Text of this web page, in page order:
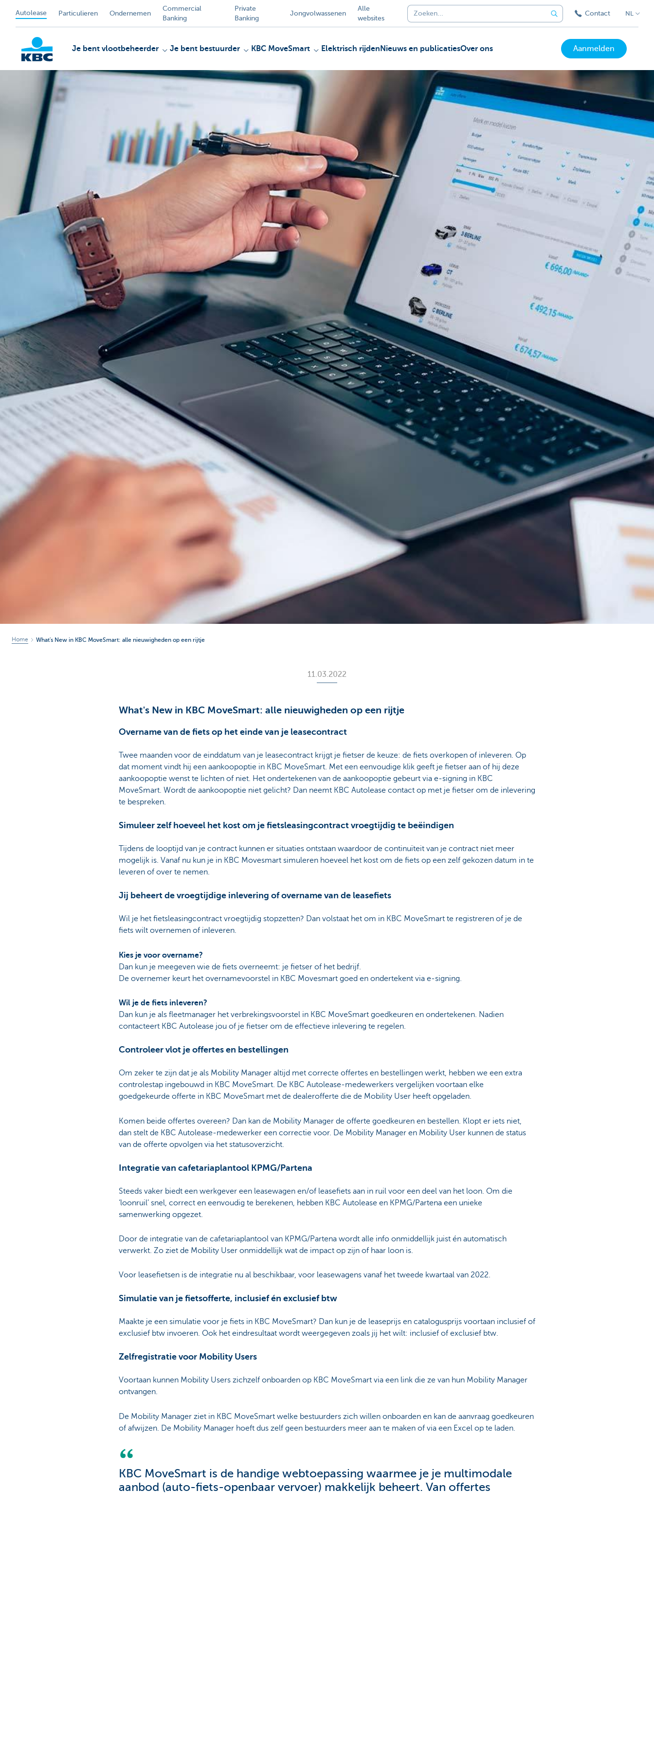
Autolease Particulieren Ondernemen
Commercial
Banking
Private
Banking
Jongvolwassenen
Alle
websites
Contact NL
Corporate
Je bent vlootbeheerder Je bent bestuurder KBC MoveSmart Elektrisch rijden Nieuws en publicatiesOver ons Aanmelden
Home What's New in KBC MoveSmart: alle nieuwigheden op een rijtje
11.03.2022
What's New in KBC MoveSmart: alle nieuwigheden op een rijtje
Overname van de fiets op het einde van je leasecontract
Twee maanden voor de einddatum van je leasecontract krijgt je fietser de keuze: de fiets overkopen of inleveren. Op
dat moment vindt hij een aankoopoptie in KBC MoveSmart. Met een eenvoudige klik geeft je fietser aan of hij deze
aankoopoptie wenst te lichten of niet. Het ondertekenen van de aankoopoptie gebeurt via e-signing in KBC
MoveSmart. Wordt de aankoopoptie niet gelicht? Dan neemt KBC Autolease contact op met je fietser om de inlevering
te bespreken.
Simuleer zelf hoeveel het kost om je fietsleasingcontract vroegtijdig te beëindigen
Tijdens de looptijd van je contract kunnen er situaties ontstaan waardoor de continuïteit van je contract niet meer
mogelijk is. Vanaf nu kun je in KBC Movesmart simuleren hoeveel het kost om de fiets op een zelf gekozen datum in te
leveren of over te nemen.
Jij beheert de vroegtijdige inlevering of overname van de leasefiets
Wil je het fietsleasingcontract vroegtijdig stopzetten? Dan volstaat het om in KBC MoveSmart te registreren of je de
fiets wilt overnemen of inleveren.
Kies je voor overname?
Dan kun je meegeven wie de fiets overneemt: je fietser of het bedrijf.
De overnemer keurt het overnamevoorstel in KBC Movesmart goed en ondertekent via e-signing.
Wil je de fiets inleveren?
Dan kun je als fleetmanager het verbrekingsvoorstel in KBC MoveSmart goedkeuren en ondertekenen. Nadien
contacteert KBC Autolease jou of je fietser om de effectieve inlevering te regelen.
Controleer vlot je offertes en bestellingen
Om zeker te zijn dat je als Mobility Manager altijd met correcte offertes en bestellingen werkt, hebben we een extra
controlestap ingebouwd in KBC MoveSmart. De KBC Autolease-medewerkers vergelijken voortaan elke
goedgekeurde offerte in KBC MoveSmart met de dealerofferte die de Mobility User heeft opgeladen.
Komen beide offertes overeen? Dan kan de Mobility Manager de offerte goedkeuren en bestellen. Klopt er iets niet,
dan stelt de KBC Autolease-medewerker een correctie voor. De Mobility Manager en Mobility User kunnen de status
van de offerte opvolgen via het statusoverzicht.
Integratie van cafetariaplantool KPMG/Partena
Steeds vaker biedt een werkgever een leasewagen en/of leasefiets aan in ruil voor een deel van het loon. Om die
‘loonruil’ snel, correct en eenvoudig te berekenen, hebben KBC Autolease en KPMG/Partena een unieke
samenwerking opgezet.
Door de integratie van de cafetariaplantool van KPMG/Partena wordt alle info onmiddellijk juist én automatisch
verwerkt. Zo ziet de Mobility User onmiddellijk wat de impact op zijn of haar loon is.
Voor leasefietsen is de integratie nu al beschikbaar, voor leasewagens vanaf het tweede kwartaal van 2022.
Simulatie van je fietsofferte, inclusief én exclusief btw
Maakte je een simulatie voor je fiets in KBC MoveSmart? Dan kun je de leaseprijs en catalogusprijs voortaan inclusief of
exclusief btw invoeren. Ook het eindresultaat wordt weergegeven zoals jij het wilt: inclusief of exclusief btw.
Zelfregistratie voor Mobility Users
Voortaan kunnen Mobility Users zichzelf onboarden op KBC MoveSmart via een link die ze van hun Mobility Manager
ontvangen.
De Mobility Manager ziet in KBC MoveSmart welke bestuurders zich willen onboarden en kan de aanvraag goedkeuren
of afwijzen. De Mobility Manager hoeft dus zelf geen bestuurders meer aan te maken of via een Excel op te laden.
KBC MoveSmart is de handige webtoepassing waarmee je je multimodale
aanbod (auto-fiets-openbaar vervoer) makkelijk beheert. Van offertes